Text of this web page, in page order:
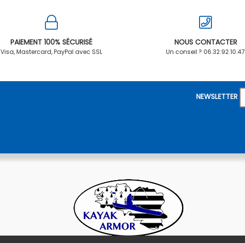
PAIEMENT 100% SÉCURISÉ
Visa, Mastercard, PayPal avec SSL
NOUS CONTACTER
Un conseil ? 06.32.92.10.47
NEWSLETTER